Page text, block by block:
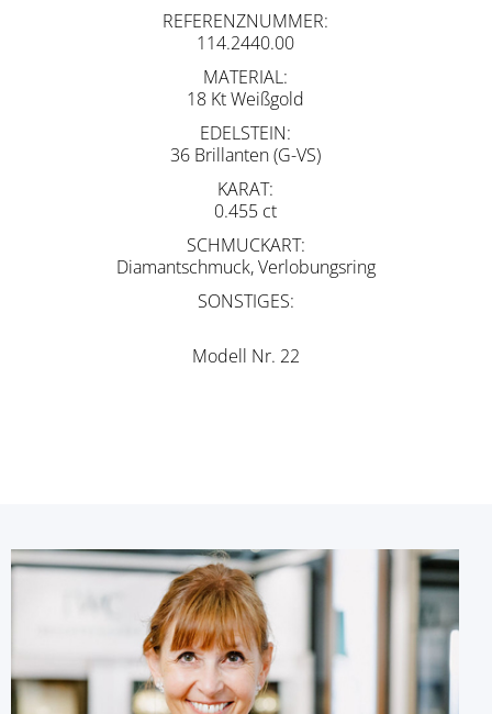
REFERENZNUMMER
114.2440.00
MATERIAL
18 Kt Weißgold
EDELSTEIN
36 Brillanten (G-VS)
KARAT
0.455 ct
SCHMUCKART
Diamantschmuck, Verlobungsring
SONSTIGES
Modell Nr. 22